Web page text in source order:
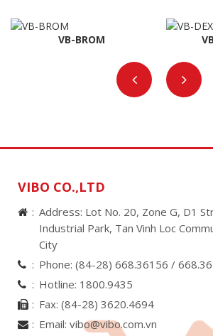
VB-BROM
VIBO CO.,LTD
Address: Lot No. 20, Zone G, D1
Industrial Park, Tan Vinh Loc
City
Phone: (84-28) 668.36156 /
Hotline: 1800.9435
Fax: (84-28) 3620.4694
Email: vibo@vibo.com.vn